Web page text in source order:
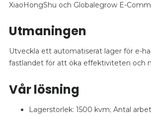
XiaoHongShu och Globalegrow E-
Utmaningen
Utveckla ett automatiserat lager för e-
fastlandet för att öka effektiviteten och
Vår lösning
Lagerstorlek: 1500 kvm; Antal